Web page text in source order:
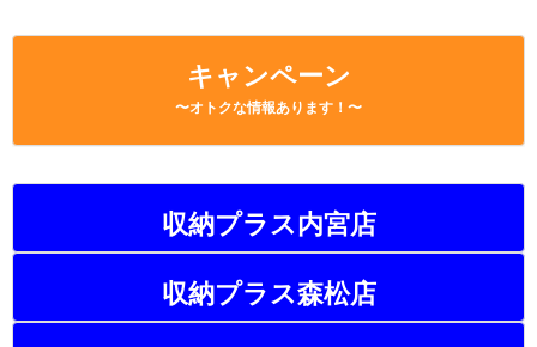
キャンペーン
〜オトクな情報あります！〜
収納プラス内宮店
収納プラス森松店